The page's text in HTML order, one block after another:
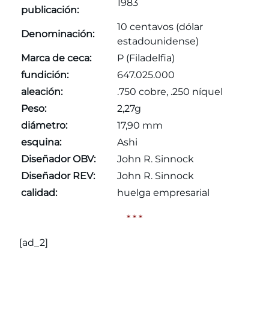
publicación:
1983
Denominación:
10 centavos (dólar
estadounidense)
Marca de ceca:
P (Filadelfia)
fundición:
647.025.000
aleación:
.750 cobre, .250 níquel
Peso:
2,27g
diámetro:
17,90 mm
esquina:
Ashi
Diseñador OBV:
John R. Sinnock
Diseñador REV:
John R. Sinnock
calidad:
huelga empresarial
* * *
[ad_2]